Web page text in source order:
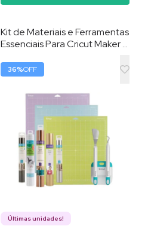
Kit de Materiais e Ferramentas
Essenciais Para Cricut Maker e
Itens para Personalização
36%OFF
Últimas unidades!